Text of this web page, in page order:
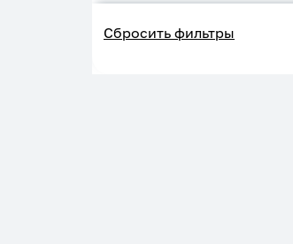
кормления
Сбросить фильтры